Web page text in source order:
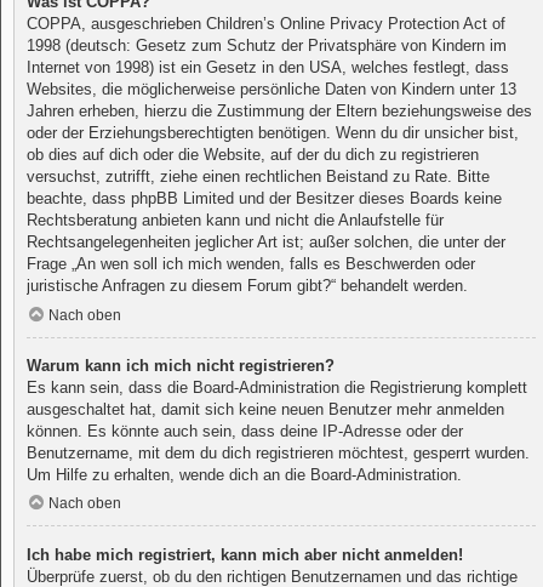
COPPA, ausgeschrieben Children’s Online Privacy Protection Act of
1998 (deutsch: Gesetz zum Schutz der Privatsphäre von Kindern im
Internet von 1998) ist ein Gesetz in den USA, welches festlegt, dass
Websites, die möglicherweise persönliche Daten von Kindern unter 13
Jahren erheben, hierzu die Zustimmung der Eltern beziehungsweise des
oder der Erziehungsberechtigten benötigen. Wenn du dir unsicher bist,
ob dies auf dich oder die Website, auf der du dich zu registrieren
versuchst, zutrifft, ziehe einen rechtlichen Beistand zu Rate. Bitte
beachte, dass phpBB Limited und der Besitzer dieses Boards keine
Rechtsberatung anbieten kann und nicht die Anlaufstelle für
Rechtsangelegenheiten jeglicher Art ist; außer solchen, die unter der
Frage „An wen soll ich mich wenden, falls es Beschwerden oder
juristische Anfragen zu diesem Forum gibt?“ behandelt werden.
Nach oben
Warum kann ich mich nicht registrieren?
Es kann sein, dass die Board-Administration die Registrierung komplett
ausgeschaltet hat, damit sich keine neuen Benutzer mehr anmelden
können. Es könnte auch sein, dass deine IP-Adresse oder der
Benutzername, mit dem du dich registrieren möchtest, gesperrt wurden.
Um Hilfe zu erhalten, wende dich an die Board-Administration.
Nach oben
Ich habe mich registriert, kann mich aber nicht anmelden!
Überprüfe zuerst, ob du den richtigen Benutzernamen und das richtige